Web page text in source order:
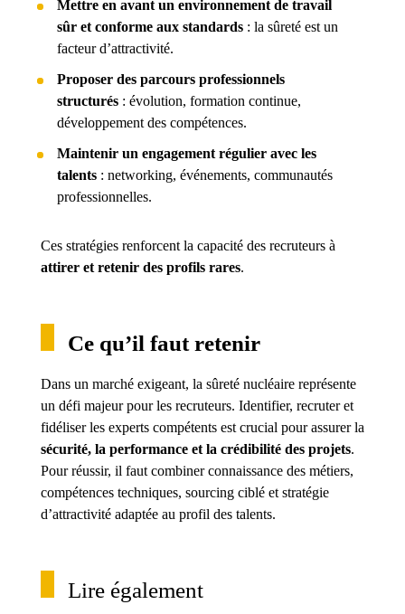
Mettre en avant un environnement de travail
sûr et conforme aux standards: la sûreté est un
facteur d’attractivité.
Proposer des parcours professionnels
structurés: évolution, formation continue,
développement des compétences.
Maintenir un engagement régulier avec les
talents: networking, événements, communautés
professionnelles.
Ces stratégies renforcent la capacité des recruteurs à
attirer et retenir des profils rares.
Ce qu’il faut retenir
Dans un marché exigeant, la sûreté nucléaire représente
un défi majeur pour les recruteurs. Identifier, recruter et
fidéliser les experts compétents est crucial pour assurer la
sécurité, la performance et la crédibilité des projets.
Pour réussir, il faut combiner connaissance des métiers,
compétences techniques, sourcing ciblé et stratégie
d’attractivité adaptée au profil des talents.
Lire également